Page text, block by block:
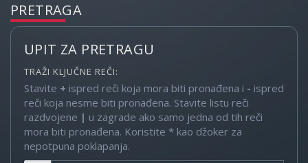
PRETRAGA
UPIT ZA PRETRAGU
TRAŽI KLJUČNE REČI:
Stavite + ispred reči koja mora biti pronađena i - ispred
reči koja nesme biti pronađena. Stavite listu reči
razdvojene | u zagrade ako samo jedna od tih reči
mora biti pronađena. Koristite * kao džoker za
nepotpuna poklapanja.